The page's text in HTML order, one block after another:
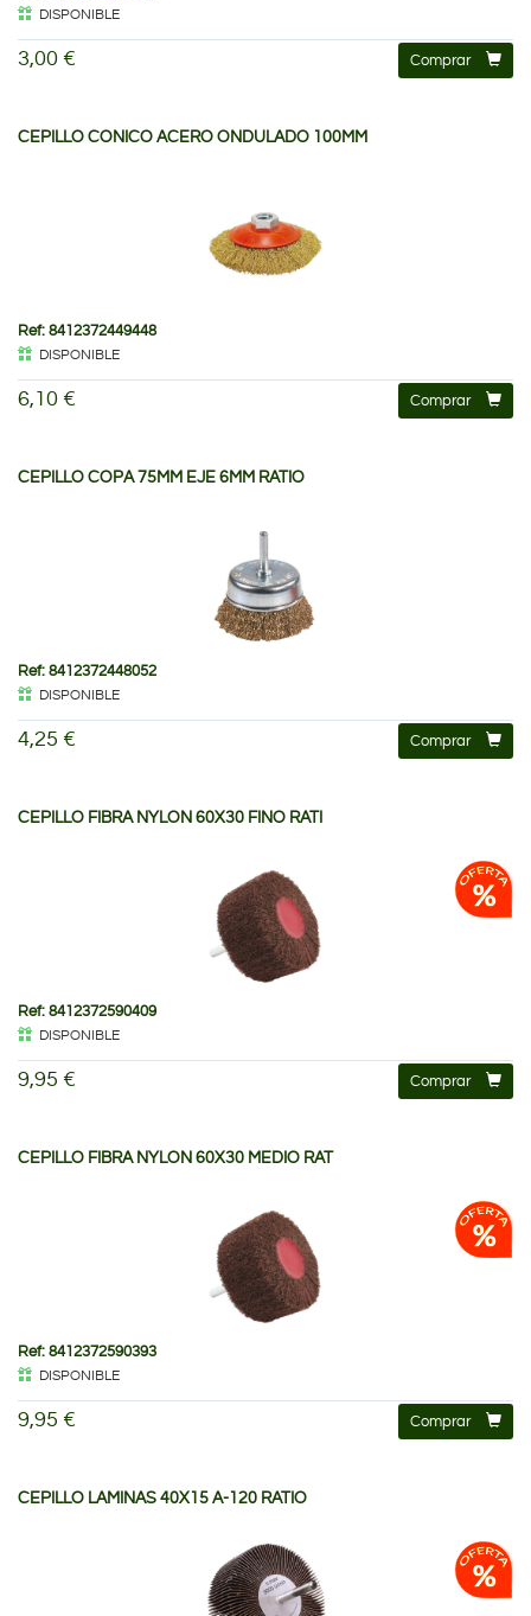
DISPONIBLE
3,00 € Comprar
CEPILLO CONICO ACERO ONDULADO 100MM
Ref: 8412372449448
DISPONIBLE
6,10 € Comprar
CEPILLO COPA 75MM EJE 6MM RATIO
Ref: 8412372448052
DISPONIBLE
4,25 € Comprar
CEPILLO FIBRA NYLON 60X30 FINO RATI
Ref: 8412372590409
DISPONIBLE
9,95 € Comprar
CEPILLO FIBRA NYLON 60X30 MEDIO RAT
Ref: 8412372590393
DISPONIBLE
9,95 € Comprar
CEPILLO LAMINAS 40X15 A-120 RATIO